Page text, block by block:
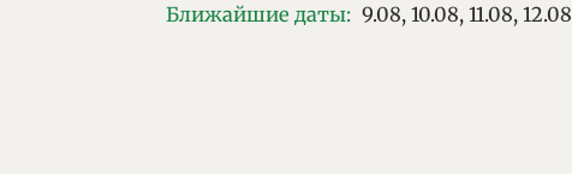
Ближайшие даты: 9.08,10.08,11.08,12.08